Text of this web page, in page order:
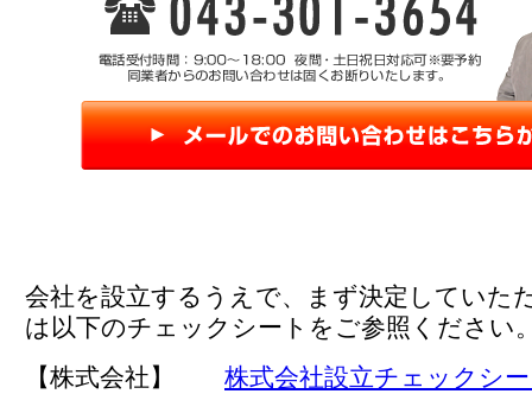
会社を設立するうえで、まず決定していた
は以下のチェックシートをご参照ください
【株式会社】 株式会社設立チェックシ